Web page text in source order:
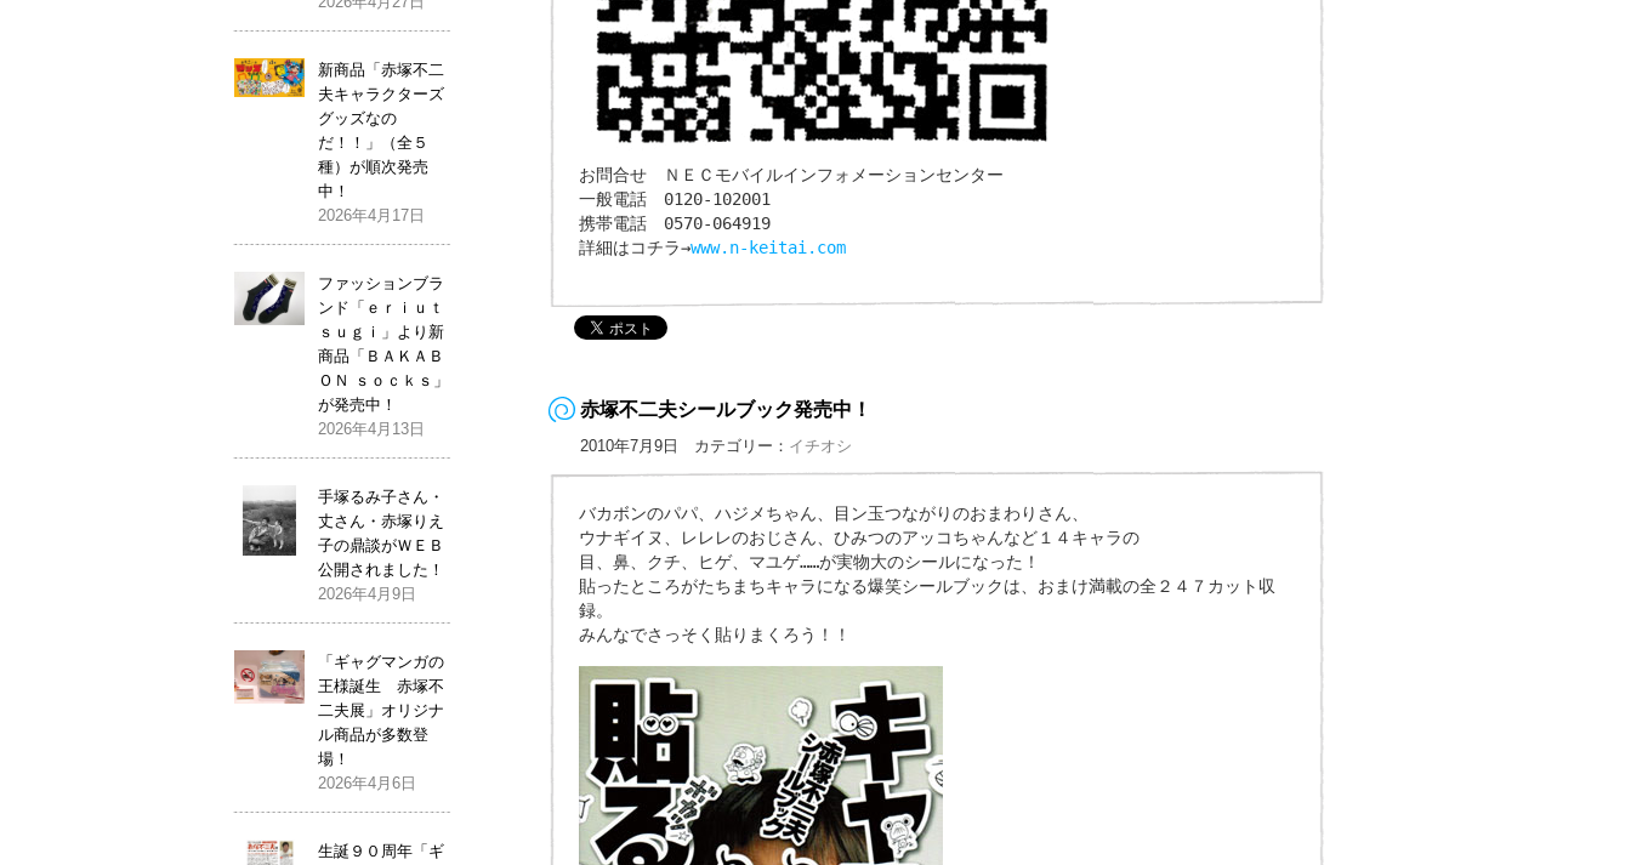
お問合せ ＮＥＣモバイルインフォメーションセンター
一般電話 0120-102001
携帯電話 0570-064919
詳細はコチラ→www.n-keitai.com
赤塚不二夫シールブック発売中！
2010年7月9日 カテゴリー： イチオシ
バカボンのパパ、ハジメちゃん、目ン玉つながりのおまわりさん、
ウナギイヌ、レレレのおじさん、ひみつのアッコちゃんなど１４キャラの
目、鼻、クチ、ヒゲ、マユゲ……が実物大のシールになった！
貼ったところがたちまちキャラになる爆笑シールブックは、おまけ満載の全２４７カット収
録。
みんなでさっそく貼りまくろう！！
新商品「赤塚不二
夫キャラクターズ
グッズなの
だ！！」（全５
種）が順次発売
中！
2026年4月17日
ファッションブラ
ンド「ｅｒｉｕｔ
ｓｕｇｉ」より新
商品「ＢＡＫＡＢ
ＯＮ ｓｏｃｋｓ」
が発売中！
2026年4月13日
手塚るみ子さん・
丈さん・赤塚りえ
子の鼎談がＷＥＢ
公開されました！
2026年4月9日
「ギャグマンガの
王様誕生 赤塚不
二夫展」オリジナ
ル商品が多数登
場！
2026年4月6日
生誕９０周年「ギ